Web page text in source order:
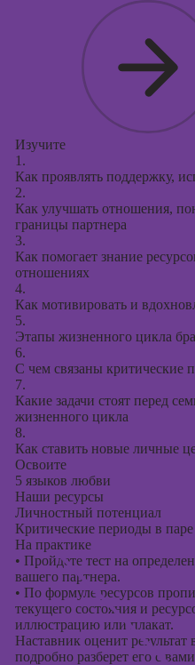
Изучите
1.
Как проявлять поддержку,
2.
Как улучшать отношения,
границы партнера
3.
Как помогает знание
отношениях
4.
Как мотивировать и
5.
Этапы жизненного цикла
6.
С чем связаны критические
7.
Какие задачи стоят перед
жизненного цикла
8.
Как ставить новые личные
Освоите
5 языков любви
Наши ресурсы
Личностный потенциал
Критические периоды в паре
На практике
• Пройдете тест на
вашего партнера.
• По формуле ресурсов
текущего состояния и
иллюстрацию или плакат.
Наставник оценит
подробно разберет его с